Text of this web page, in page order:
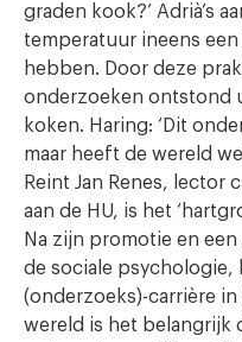
graden kook?’ Adrià’s
temperatuur ineens
hebben. Door deze
onderzoeken ontstond
koken. Haring: ‘Dit
maar heeft de wereld
Reint Jan Renes, lector
aan de HU, is het
Na zijn promotie en
de sociale psychologie,
(onderzoeks)-carrière in
wereld is het belangrijk